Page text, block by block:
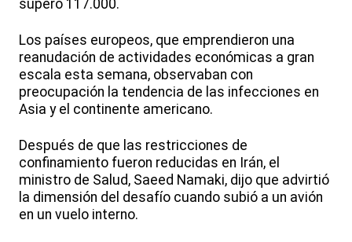
superó 117.000.
Los países europeos, que emprendieron una
reanudación de actividades económicas a gran
escala esta semana, observaban con
preocupación la tendencia de las infecciones en
Asia y el continente americano.
Después de que las restricciones de
confinamiento fueron reducidas en Irán, el
ministro de Salud, Saeed Namaki, dijo que advirtió
la dimensión del desafío cuando subió a un avión
en un vuelo interno.